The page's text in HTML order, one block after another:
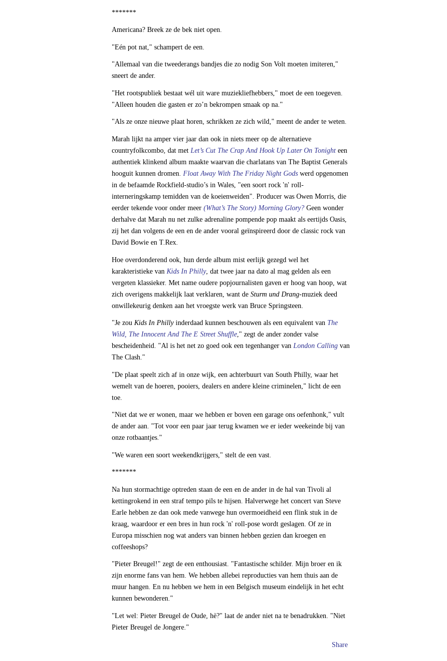
*******
Americana? Breek ze de bek niet open.
"Eén pot nat," schampert de een.
"Allemaal van die tweederangs bandjes die zo nodig Son Volt moeten imiteren,"
sneert de ander.
"Het rootspubliek bestaat wél uit ware muziekliefhebbers," moet de een toegeven.
"Alleen houden die gasten er zo’n bekrompen smaak op na."
"Als ze onze nieuwe plaat horen, schrikken ze zich wild," meent de ander te weten.
Marah lijkt na amper vier jaar dan ook in niets meer op de alternatieve
countryfolkcombo, dat met Let’s Cut The Crap And Hook Up Later On Tonight een
authentiek klinkend album maakte waarvan die charlatans van The Baptist Generals
hooguit kunnen dromen. Float Away With The Friday Night Gods werd opgenomen
in de befaamde Rockfield-studio’s in Wales, "een soort rock 'n' roll-
interneringskamp temidden van de koeienweiden". Producer was Owen Morris, die
eerder tekende voor onder meer (What’s The Story) Morning Glory? Geen wonder
derhalve dat Marah nu net zulke adrenaline pompende pop maakt als eertijds Oasis,
zij het dan volgens de een en de ander vooral geïnspireerd door de classic rock van
David Bowie en T.Rex.
Hoe overdonderend ook, hun derde album mist eerlijk gezegd wel het
karakteristieke van Kids In Philly, dat twee jaar na dato al mag gelden als een
vergeten klassieker. Met name oudere popjournalisten gaven er hoog van hoop, wat
zich overigens makkelijk laat verklaren, want de Sturm und Drang-muziek deed
onwillekeurig denken aan het vroegste werk van Bruce Springsteen.
"Je zou Kids In Phillyinderdaad kunnen beschouwen als een equivalent van The
Wild, The Innocent And The E Street Shuffle ," zegt de ander zonder valse
bescheidenheid. "Al is het net zo goed ook een tegenhanger van London Calling van
The Clash."
"De plaat speelt zich af in onze wijk, een achterbuurt van South Philly, waar het
wemelt van de hoeren, pooiers, dealers en andere kleine criminelen," licht de een
toe.
"Niet dat we er wonen, maar we hebben er boven een garage ons oefenhonk," vult
de ander aan. "Tot voor een paar jaar terug kwamen we er ieder weekeinde bij van
onze rotbaantjes."
"We waren een soort weekendkrijgers," stelt de een vast.
*******
Na hun stormachtige optreden staan de een en de ander in de hal van Tivoli al
kettingrokend in een straf tempo pils te hijsen. Halverwege het concert van Steve
Earle hebben ze dan ook mede vanwege hun overmoeidheid een flink stuk in de
kraag, waardoor er een bres in hun rock 'n' roll-pose wordt geslagen. Of ze in
Europa misschien nog wat anders van binnen hebben gezien dan kroegen en
coffeeshops?
"Pieter Breugel!" zegt de een enthousiast. "Fantastische schilder. Mijn broer en ik
zijn enorme fans van hem. We hebben allebei reproducties van hem thuis aan de
muur hangen. En nu hebben we hem in een Belgisch museum eindelijk in het echt
kunnen bewonderen."
"Let wel: Pieter Breugel de Oude, hè?" laat de ander niet na te benadrukken. "Niet
Pieter Breugel de Jongere."
Share